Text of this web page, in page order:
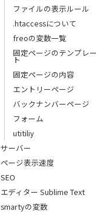
ファイルの表示ルール
.htaccessについて
freoの変数一覧
固定ページのテンプレー
ト
固定ページの内容
エントリーページ
バックナンバーページ
フォーム
utitiliy
サーバー
ページ表示速度
SEO
エディター Sublime Text
smartyの変数